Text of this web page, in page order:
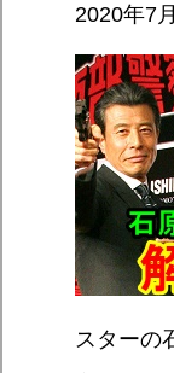
2020年7
スターの